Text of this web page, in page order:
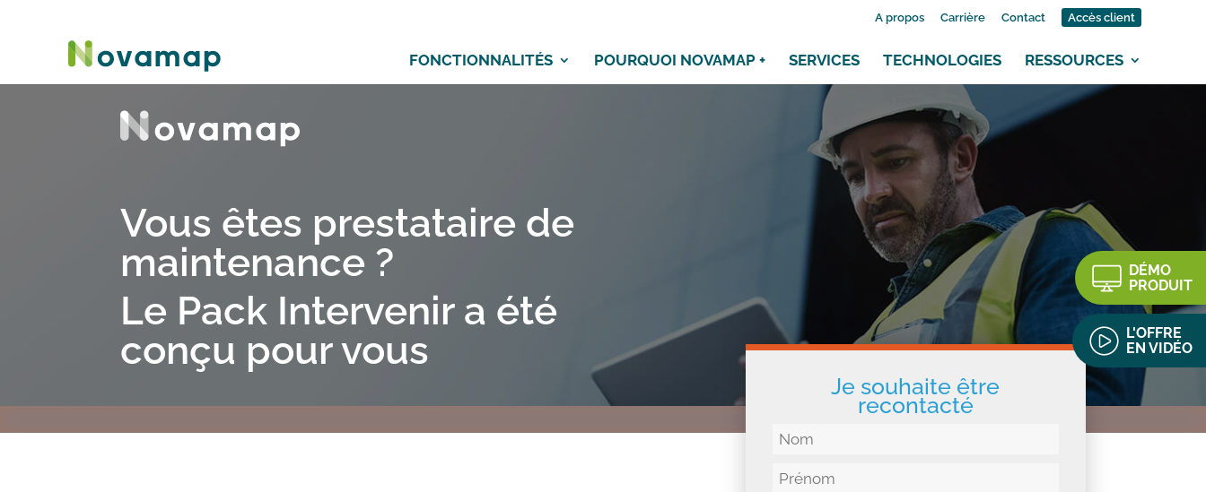
A propos Carrière Contact Accès client
FONCTIONNALITÉS POURQUOI NOVAMAP + SERVICES TECHNOLOGIES RESSOURCES
Vous êtes prestataire de
maintenance ?
Le Pack Intervenir a été
conçu pour vous
Je souhaite être
recontacté
DÉMO
PRODUIT
L'OFFRE
EN VIDÉO